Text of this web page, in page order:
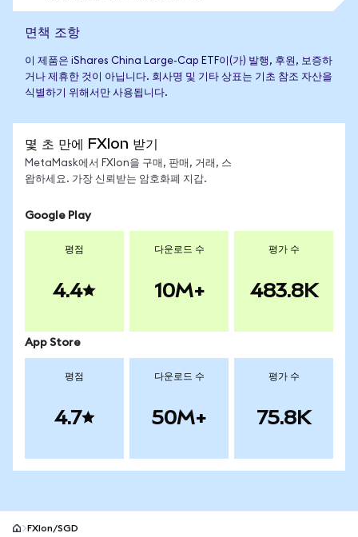
면책 조항
이 제품은 iShares China Large-Cap ETF이(가) 발행, 후원, 보증하
거나 제휴한 것이 아닙니다. 회사명 및 기타 상표는 기초 참조 자산을
식별하기 위해서만 사용됩니다.
몇 초 만에 FXIon 받기
MetaMask에서 FXIon을 구매, 판매, 거래, 스
왑하세요. 가장 신뢰받는 암호화폐 지갑.
Google Play
평점
4.4
다운로드 수
10M+
평가 수
483.8K
App Store
평점
4.7
다운로드 수
50M+
평가 수
75.8K
FXIon/SGD